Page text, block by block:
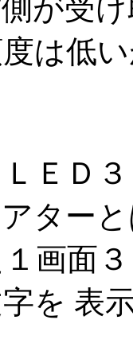
が受
は低
ＥＤ
ター
画面
を 表